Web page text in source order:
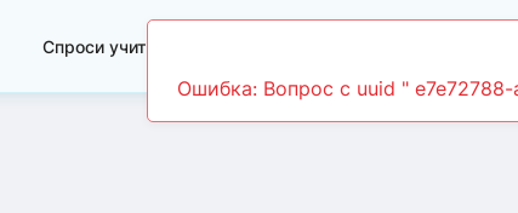
Спроси учителя
Ошибка: Вопрос c uuid "